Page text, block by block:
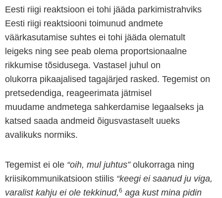
Eesti riigi reaktsioon ei tohi jääda parkimistrahviks
Eesti riigi reaktsiooni toimunud andmete
väärkasutamise suhtes ei tohi jääda olematult
leigeks ning see peab olema proportsionaalne
rikkumise tõsidusega. Vastasel juhul on
olukorra pikaajalised tagajärjed rasked. Tegemist on
pretsedendiga, reageerimata jätmisel
muudame andmetega sahkerdamise legaalseks ja
katsed saada andmeid õigusvastaselt uueks
avalikuks normiks.
Tegemist ei ole “oih, mul juhtus” olukorraga ning
kriisikommunikatsioon stiilis “keegi ei saanud ju viga,
varalist kahju ei ole tekkinud,6 aga kust mina pidin